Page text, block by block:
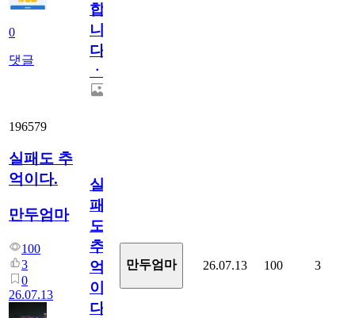
0
댓글
합
니
다
ㆍ
196579
실패도 추
억이다.
만두엄마
100
3
0
26.07.13
실
패
도
추
억
이
다.
만두엄마 26.07.13 100 3